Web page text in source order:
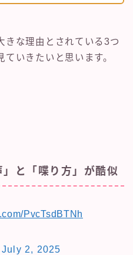
きな理由とされている3つ
いきたいと思います。
と「喋り方」が酷似
PvcTsdBTNh
July 2, 2025